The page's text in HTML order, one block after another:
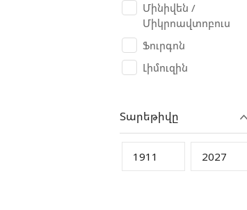
Bugatti
Buick
Bulls
BYD
CAT
CFMoto
Changan
Մինիվեն /
Միկրոավտոբուս
Ֆուրգոն
Լիմուզին
Տարեթիվը